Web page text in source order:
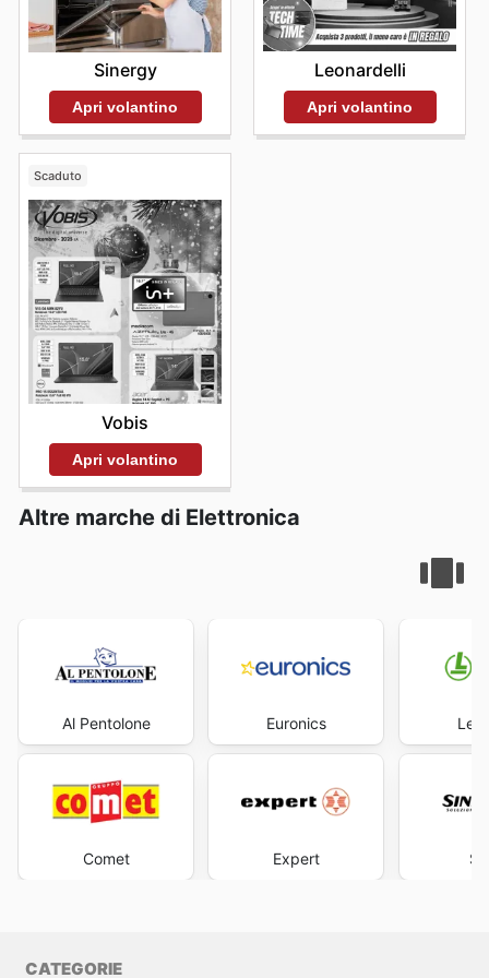
promozioni attive è la chiave per trasformare ogni
acquisto in un'opportunità di risparmio concreto,
confermando Girmi come un partner ideale per la casa e
per la vita di tutti i giorni. Visita il sito Girmi oggi stesso
per esplorare le migliori offerte e iniziare subito a
risparmiare.
Sinergy
Apri volantino
Leonardelli
Apri volantino
Scaduto
Vobis
Apri volantino
Altre marche di Elettronica
Al Pentolone
Comet
Euronics
Expert
CATEGORIE